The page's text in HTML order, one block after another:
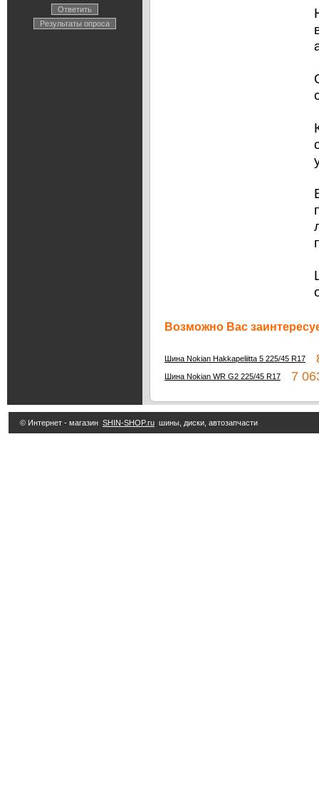
Ответить
Результаты опроса
Возможно Вас
Шина Nokian Hakkapeliitta 5 225/45 R17
Шина Nokian WR G2 225/45 R17 7
© Интернет - магазин SHIN-SHOP.ru шины, диски, автозапчасти